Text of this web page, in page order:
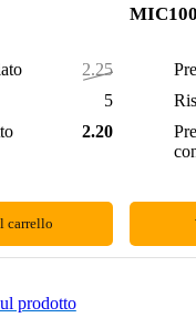
2.259,00 €
50,00 €
2.209,00 €
carrello
prodotto